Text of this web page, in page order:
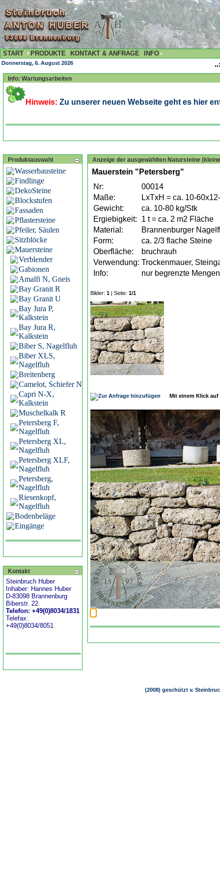
START PRODUKTE KONTAKT & ANFRAGE INFO
Donnerstag, 6. August 2026
Info: Wartungsarbeiten
Hinweis: Zu unserer neuen Webseite geht es hier
Produktauswahl
Wasserbausteine
Findlinge
DekoSteine
Blockstufen
Fassaden
Pflastersteine
Pfeiler, Säulen
Sitzblöcke
Mauersteine
Verblender
Gabionen
Amalfi N, Gneis
Bay Granit R
Bay Granit U
Bay Jura P,
Kalkstein
Bay Jura R,
Kalkstein
Biber S, Nagelfluh
Biber XLS,
Nagelfluh
Breitenberg
Camelot, Schiefer N
Capri N-X,
Kalkstein
Muschelkalk R
Petersberg F,
Nagelfluh
Petersberg XL,
Nagelfluh
Petersberg XLF,
Nagelfluh
Petersberg,
Nagelfluh
Riesenkopf,
Nagelfluh
Bodenbeläge
Eingänge
Kontakt
Steinbruch Huber
Inhaber: Hannes Huber
D-83098 Brannenburg
Biberstr. 22
Telefon: +49(0)8034/1831
Telefax:
+49(0)8034/8051
Anzeige der ausgewählten Natursteine
Mauerstein "Petersberg"
Nr:
00014
Maße:
LxTxH = ca. 10-
Gewicht:
ca. 10-80 kg/Stk
Ergiebigkeit:
1 t = ca. 2 m2 Fläche
Material:
Brannenburger
Form:
ca. 2/3 flache Steine
Oberfläche:
bruchrauh
Verwendung: Trockenmauer,
Info:
nur begrenzte
Bilder: 1 | Seite: 1/1
Mit einem Klick auf
(2008) geschützt v.